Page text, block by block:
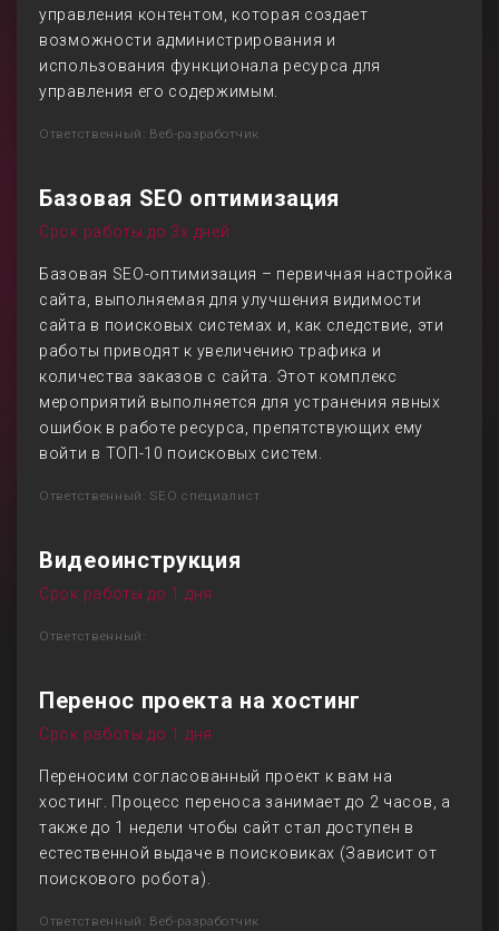
управления контентом, которая создает
возможности администрирования и
использования функционала ресурса для
управления его содержимым.
Ответственный: Веб-разработчик
Базовая SEO оптимизация
Срок работы до 3х дней
Базовая SEO-оптимизация – первичная настройка
сайта, выполняемая для улучшения видимости
сайта в поисковых системах и, как следствие, эти
работы приводят к увеличению трафика и
количества заказов с сайта. Этот комплекс
мероприятий выполняется для устранения явных
ошибок в работе ресурса, препятствующих ему
войти в ТОП-10 поисковых систем.
Ответственный: SEO специалист
Видеоинструкция
Срок работы до 1 дня
Ответственный:
Перенос проекта на хостинг
Срок работы до 1 дня
Переносим согласованный проект к вам на
хостинг. Процесс переноса занимает до 2 часов, а
также до 1 недели чтобы сайт стал доступен в
естественной выдаче в поисковиках (Зависит от
поискового робота).
Ответственный: Веб-разработчик